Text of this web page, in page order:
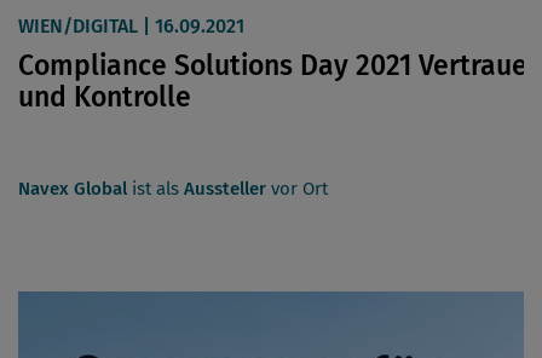
WIEN/DIGITAL | 16.09.2021
Compliance Solutions Day 2021 Vertrauen
und Kontrolle
Navex Global ist als Aussteller vor Ort